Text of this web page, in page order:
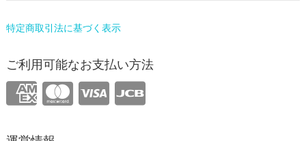
特定商取引法に基づく表示
ご利用可能なお支払い方法